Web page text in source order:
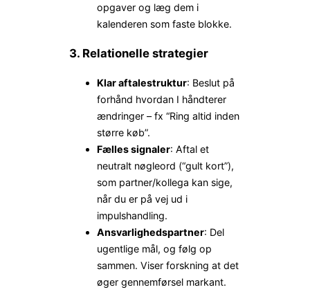
opgaver og læg dem i
kalenderen som faste blokke.
3. Relationelle strategier
Klar aftalestruktur: Beslut på
forhånd hvordan I håndterer
ændringer – fx “Ring altid inden
større køb”.
Fælles signaler: Aftal et
neutralt nøgleord (“gult kort”),
som partner/kollega kan sige,
når du er på vej ud i
impulshandling.
Ansvarlighedspartner: Del
ugentlige mål, og følg op
sammen. Viser forskning at det
øger gennemførsel markant.